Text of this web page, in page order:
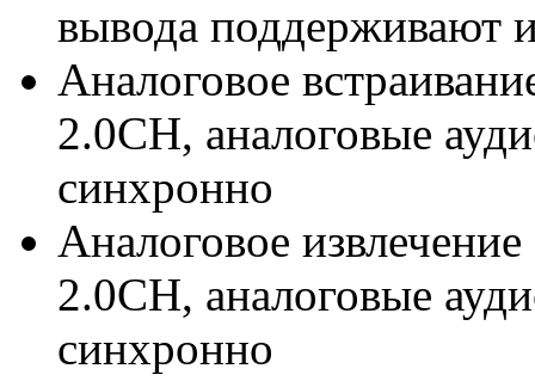
вывода поддерживают
Аналоговое
2.0CH, аналоговые
синхронно
Аналоговое
2.0CH, аналоговые
синхронно